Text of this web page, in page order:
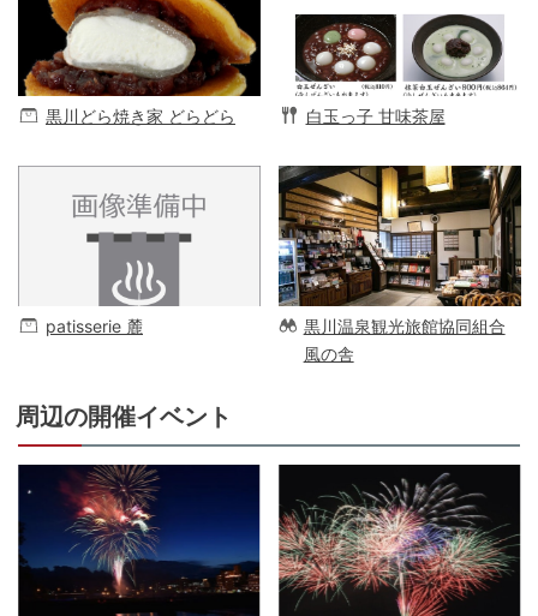
黒川どら焼き家 どらどら 白玉っ子 甘味茶屋
patisserie 麓
黒川温泉観光旅館協同組合
風の舎
周辺の開催イベント